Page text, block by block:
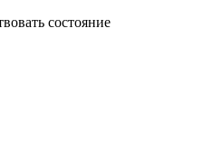
состояние